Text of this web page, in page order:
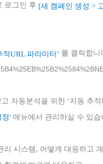
로그인 후 [새 캠페인 생성 >
적URL 파라미터’ 를 클릭합니
자동분석을 위한 ‘자동 추
정' 메뉴에서 관리하실 수 있습
시스템, 어떻게 대응하고